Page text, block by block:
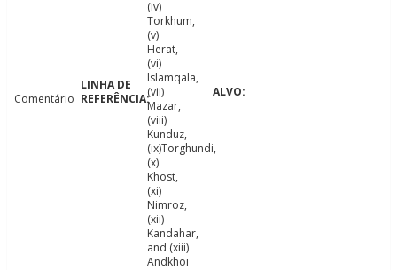
Comentário
(iv)
Torkhum,
(v)
Herat,
(vi)
Islamqala,
(vii)
Mazar,
(viii)
Kunduz,
(ix)Torghundi,
(x)
Khost,
(xi)
Nimroz,
(xii)
Kandahar,
and (xiii)
Andkhoi